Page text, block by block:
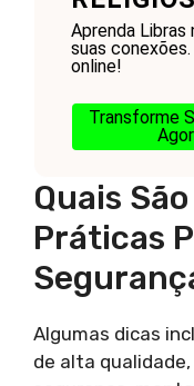
Aprenda
suas
online!
Transforme
Quais
Práticas
Algumas dicas
de alta